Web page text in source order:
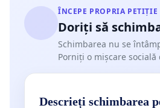
ÎNCEPE PROPRIA PETIȚIE
Doriți să
Schimbarea nu se
Porniți o mișcare
Descrieți schimbarea